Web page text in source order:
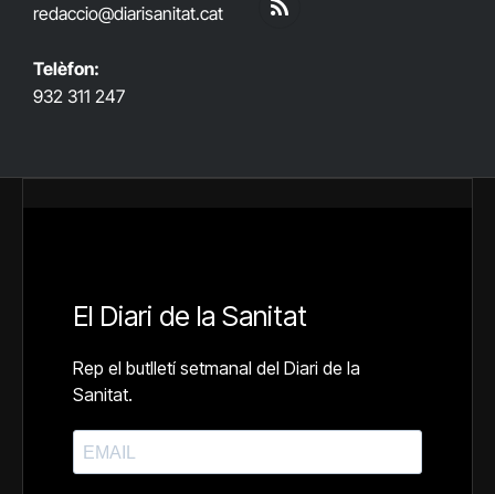
redaccio@diarisanitat.cat
Telèfon:
932 311 247
RSS